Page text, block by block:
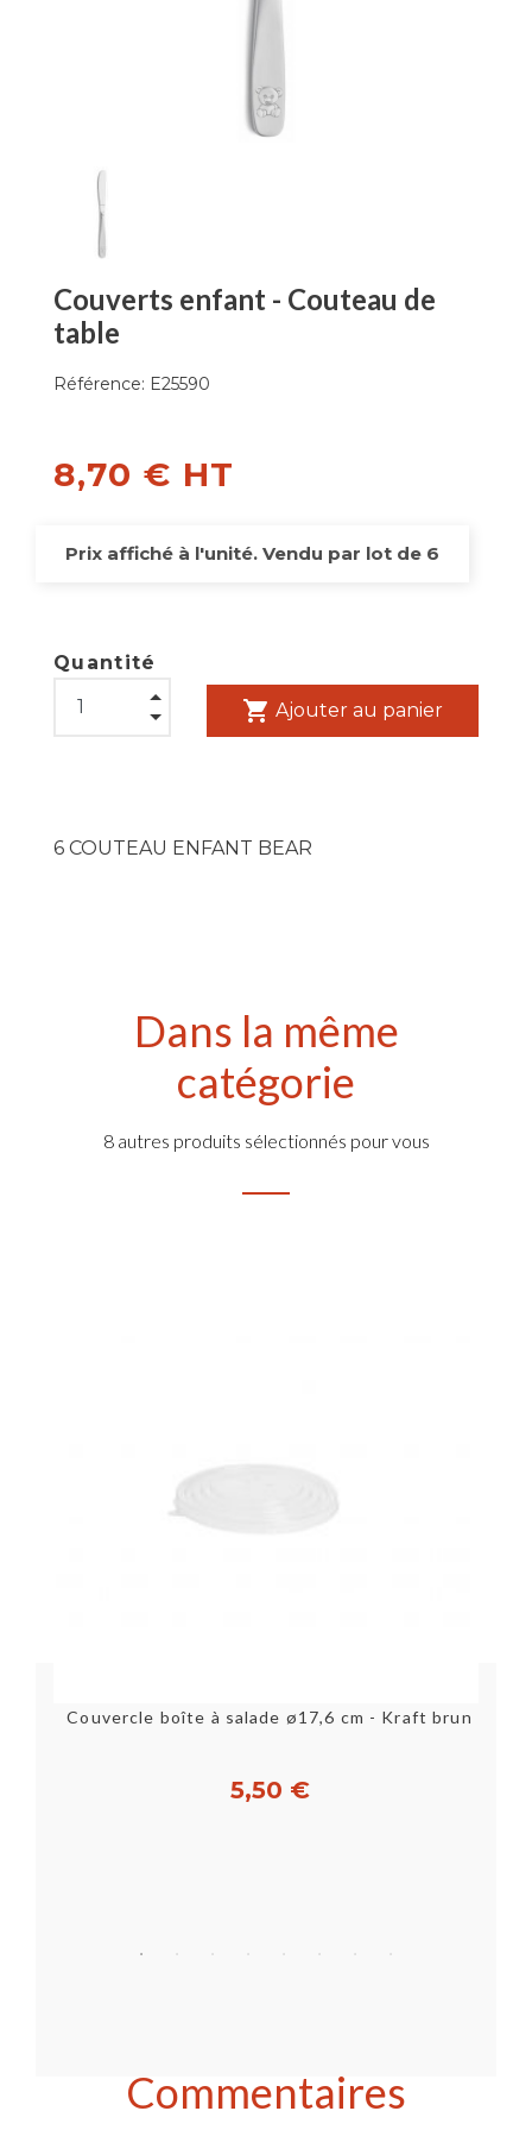
Couverts enfant - Couteau de
table
Référence: E25590
8,70 € HT
Prix affiché à l'unité. Vendu par lot de 6
Quantité
shopping_cart Ajouter au panier
6 COUTEAU ENFANT BEAR
Dans la même
catégorie
8 autres produits sélectionnés pour vous
Couvercle boîte à salade ø17,6 cm - Kraft brun
5,50 €
Commentaires